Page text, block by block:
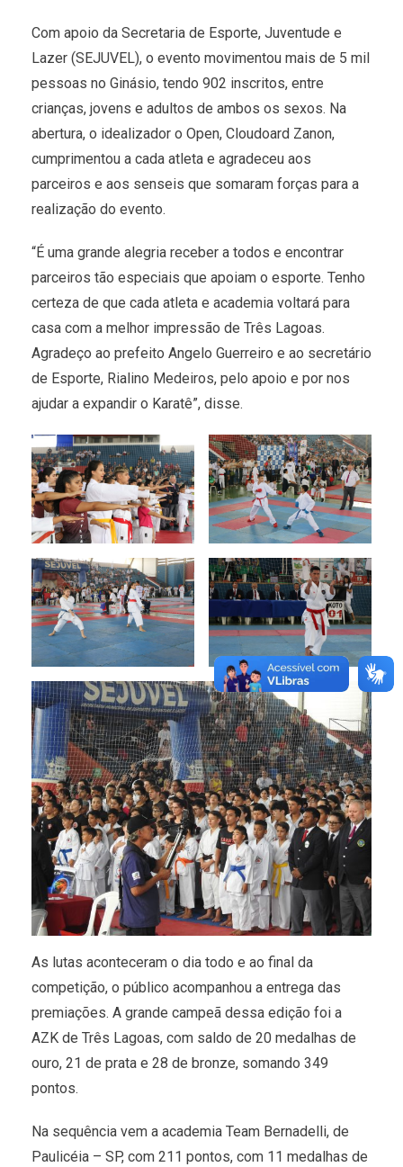
Com apoio da Secretaria de Esporte, Juventude e
Lazer (SEJUVEL), o evento movimentou mais de 5 mil
pessoas no Ginásio, tendo 902 inscritos, entre
crianças, jovens e adultos de ambos os sexos. Na
abertura, o idealizador o Open, Cloudoard Zanon,
cumprimentou a cada atleta e agradeceu aos
parceiros e aos senseis que somaram forças para a
realização do evento.
“É uma grande alegria receber a todos e encontrar
parceiros tão especiais que apoiam o esporte. Tenho
certeza de que cada atleta e academia voltará para
casa com a melhor impressão de Três Lagoas.
Agradeço ao prefeito Angelo Guerreiro e ao secretário
de Esporte, Rialino Medeiros, pelo apoio e por nos
ajudar a expandir o Karatê”, disse.
As lutas aconteceram o dia todo e ao final da
competição, o público acompanhou a entrega das
premiações. A grande campeã dessa edição foi a
AZK de Três Lagoas, com saldo de 20 medalhas de
ouro, 21 de prata e 28 de bronze, somando 349
pontos.
Na sequência vem a academia Team Bernadelli, de
Paulicéia – SP, com 211 pontos, com 11 medalhas de